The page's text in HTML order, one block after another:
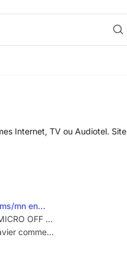
Internet, TV ou Audiotel. Site
mn en
OFF ...
comme